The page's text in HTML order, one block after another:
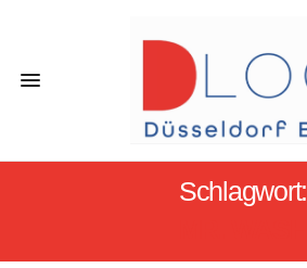
Schlagwort: